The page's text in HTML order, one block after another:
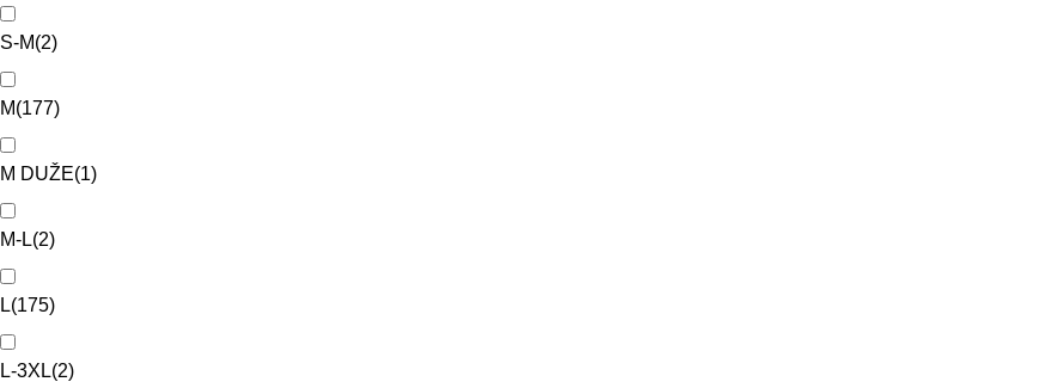
S-M(2)
M(177)
M DUŽE(1)
M-L(2)
L(175)
L-3XL(2)